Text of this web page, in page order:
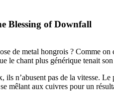
Blessing of Downfall
de metal hongrois ? Comme
le chant plus générique tenait
ils n’abusent pas de la vitesse.
mêlant aux cuivres pour un